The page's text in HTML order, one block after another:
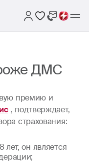
ДМС
премию и
, подтверждает,
страхования:
лет, он является